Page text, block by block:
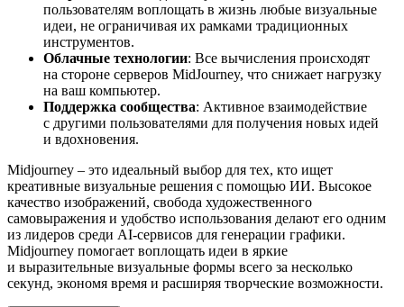
пользователям воплощать в жизнь любые визуальные
идеи, не ограничивая их рамками традиционных
инструментов.
Облачные технологии: Все вычисления происходят
на стороне серверов MidJourney, что снижает нагрузку
на ваш компьютер.
Поддержка сообщества: Активное взаимодействие
с другими пользователями для получения новых идей
и вдохновения.
Midjourney – это идеальный выбор для тех, кто ищет
креативные визуальные решения с помощью ИИ. Высокое
качество изображений, свобода художественного
самовыражения и удобство использования делают его одним
из лидеров среди AI-сервисов для генерации графики.
Midjourney помогает воплощать идеи в яркие
и выразительные визуальные формы всего за несколько
секунд, экономя время и расширяя творческие возможности.